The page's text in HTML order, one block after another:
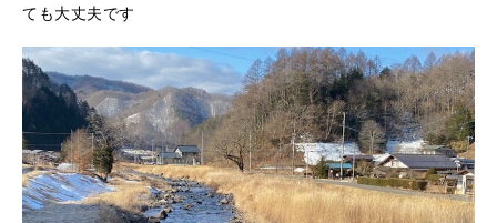
ても大丈夫です